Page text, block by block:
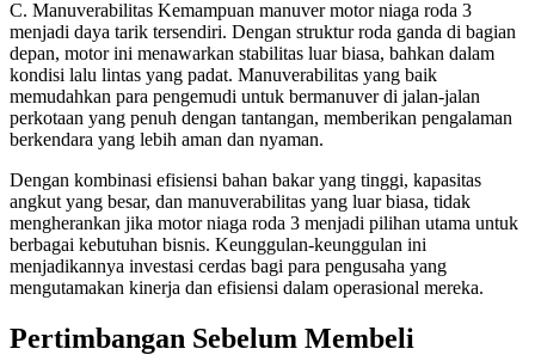
C. Manuverabilitas Kemampuan manuver motor niaga roda 3
menjadi daya tarik tersendiri. Dengan struktur roda ganda di bagian
depan, motor ini menawarkan stabilitas luar biasa, bahkan dalam
kondisi lalu lintas yang padat. Manuverabilitas yang baik
memudahkan para pengemudi untuk bermanuver di jalan-jalan
perkotaan yang penuh dengan tantangan, memberikan pengalaman
berkendara yang lebih aman dan nyaman.
Dengan kombinasi efisiensi bahan bakar yang tinggi, kapasitas
angkut yang besar, dan manuverabilitas yang luar biasa, tidak
mengherankan jika motor niaga roda 3 menjadi pilihan utama untuk
berbagai kebutuhan bisnis. Keunggulan-keunggulan ini
menjadikannya investasi cerdas bagi para pengusaha yang
mengutamakan kinerja dan efisiensi dalam operasional mereka.
Pertimbangan Sebelum Membeli